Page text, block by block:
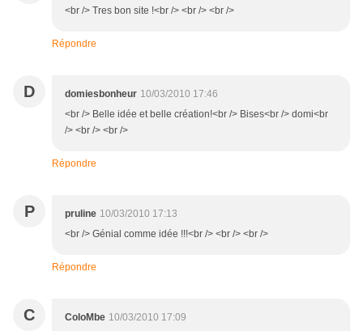
<br /> Tres bon site !<br /> <br /> <br />
Répondre
D domiesbonheur 10/03/2010 17:46
<br /> Belle idée et belle création!<br /> Bises<br /> domi<br
/> <br /> <br />
Répondre
P pruline 10/03/2010 17:13
<br /> Génial comme idée !!!<br /> <br /> <br />
Répondre
C ColoMbe 10/03/2010 17:09